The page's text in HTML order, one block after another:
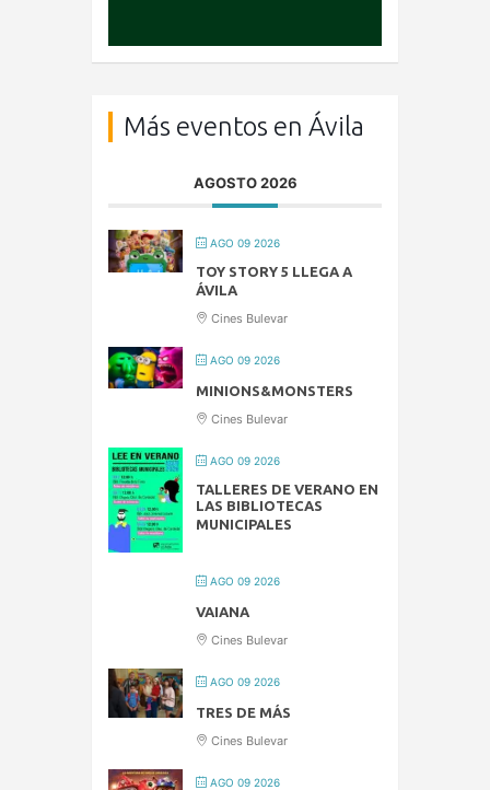
Más eventos en Ávila
AGOSTO 2026
AGO 09 2026
TOY STORY 5 LLEGA A
ÁVILA
Cines Bulevar
AGO 09 2026
MINIONS&MONSTERS
Cines Bulevar
AGO 09 2026
TALLERES DE VERANO EN
LAS BIBLIOTECAS
MUNICIPALES
AGO 09 2026
VAIANA
Cines Bulevar
AGO 09 2026
TRES DE MÁS
Cines Bulevar
AGO 09 2026